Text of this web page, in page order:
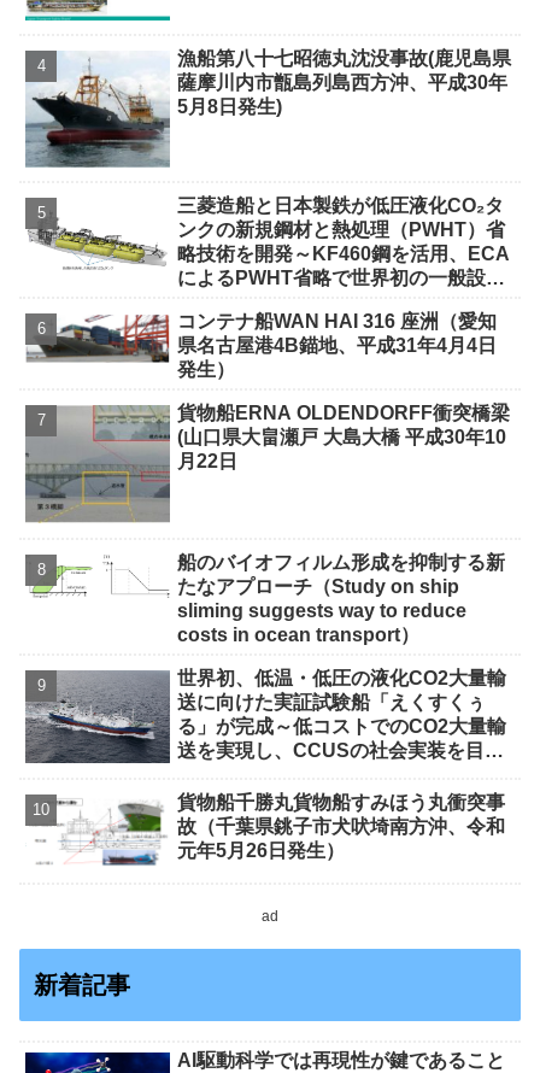
漁船第八十七昭徳丸沈没事故(鹿児島県
薩摩川内市甑島列島西方沖、平成30年
5月8日発生)
三菱造船と日本製鉄が低圧液化CO₂タ
ンクの新規鋼材と熱処理（PWHT）省
略技術を開発～KF460鋼を活用、ECA
によるPWHT省略で世界初の一般設計
コンテナ船WAN HAI 316 座洲（愛知
県名古屋港4B錨地、平成31年4月4日
発生）
貨物船ERNA OLDENDORFF衝突橋梁
(山口県大畠瀬戸 大島大橋 平成30年10
月22日
船のバイオフィルム形成を抑制する新
たなアプローチ（Study on ship
sliming suggests way to reduce
costs in ocean transport）
世界初、低温・低圧の液化CO2大量輸
送に向けた実証試験船「えくすくぅ
る」が完成～低コストでのCO2大量輸
送を実現し、CCUSの社会実装を目指
貨物船千勝丸貨物船すみほう丸衝突事
故（千葉県銚子市犬吠埼南方沖、令和
元年5月26日発生）
ad
新着記事
AI駆動科学では再現性が鍵であること